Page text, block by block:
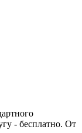
- бесплатно. От